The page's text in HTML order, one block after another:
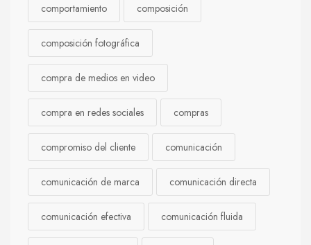
comportamiento composición
composición fotográfica
compra de medios en video
compra en redes sociales compras
compromiso del cliente comunicación
comunicación de marca comunicación directa
comunicación efectiva comunicación fluida